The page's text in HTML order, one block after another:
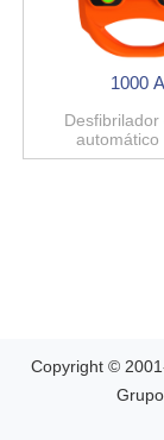
1000
Desfibrilador
automático
Copyright ©